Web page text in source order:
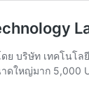
ย บริษัท เทคโนโ
ดใหญ่มาก 5,000